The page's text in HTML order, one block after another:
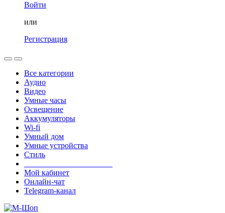
Войти
или
Регистрация
Все категории
Аудио
Видео
Умные часы
Освещение
Аккумуляторы
Wi-fi
Умный дом
Умные устройства
Стиль
Мой кабинет
Онлайн-чат
Telegram-канал